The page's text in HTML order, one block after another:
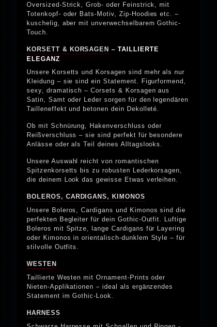
Oversized-Strick, Grob- oder Feinstrick, mit
Totenkopf- oder Bats-Motiv, Zip-Hoodies etc. –
kuschelig, aber mit unverwechselbarem Gothic-
Touch.
KORSETT & KORSAGEN – TAILLIERTE
ELEGANZ
Unsere Korsetts und Korsagen sind mehr als nur
Kleidung – sie sind ein Statement. Figurformend,
sexy, dramatisch – Corsets & Korsagen aus
Satin, Samt oder Leder sorgen für den legendären
Tailleneffekt und betonen dein Dekolleté.
Ob mit Schnürung, Hakenverschluss oder
Reißverschluss – sie sind perfekt für besondere
Anlässe oder als Teil deines Alltagslooks.
Unsere Auswahl reicht von romantischen
Spitzenkorsetts bis zu robusten Lederkorsagen,
die deinem Look das gewisse Etwas verleihen.
BOLEROS, CARDIGANS, KIMONOS
Unsere Boleros, Cardigans und Kimonos sind die
perfekten Begleiter für dein Gothic-Outfit. Luftige
Boleros mit Spitze, lange Cardigans für Layering
oder Kimonos in orientalisch-dunklem Style – für
stilvolle Outfits.
WESTEN
Taillierte Westen mit Ornament-Prints oder
Nieten-Applikationen – ideal als ergänzendes
Statement im Gothic-Look.
HARNESS